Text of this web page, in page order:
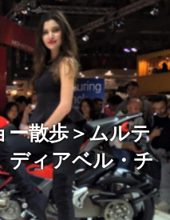
ー散歩＞ムルテ
ディアベル・チ